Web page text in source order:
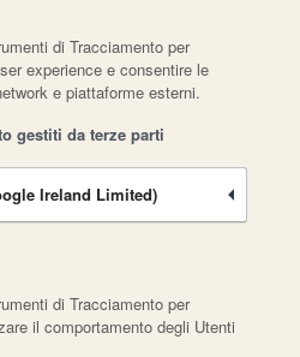
di Tracciamento per
experience e consentire le
e piattaforme esterni.
gestiti da terze parti
Ireland Limited)
di Tracciamento per
il comportamento degli Utenti